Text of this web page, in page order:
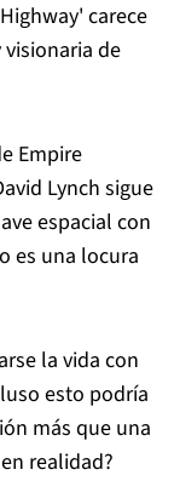
carece
de
Empire
Lynch sigue
espacial con
es una locura
la vida con
esto podría
más que una
realidad?